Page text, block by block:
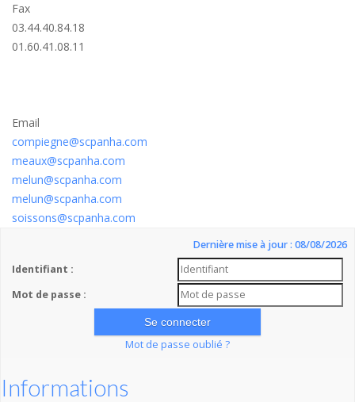
Fax
03.44.40.84.18
01.60.41.08.11
Email
compiegne@scpanha.com
meaux@scpanha.com
melun@scpanha.com
melun@scpanha.com
soissons@scpanha.com
Dernière mise à jour : 08/08/2026
Identifiant :
Mot de passe :
Mot de passe oublié ?
Informations